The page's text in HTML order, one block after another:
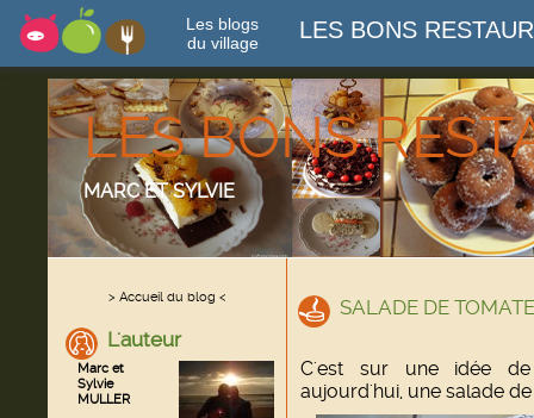
Les blogs
du village
LES BONS
LES BONS
MARC ET SYLVIE
> Accueil du blog <
L'auteur
Marc et
Sylvie
MULLER
SALADE DE
C'est sur une idée de
aujourd'hui, une salade